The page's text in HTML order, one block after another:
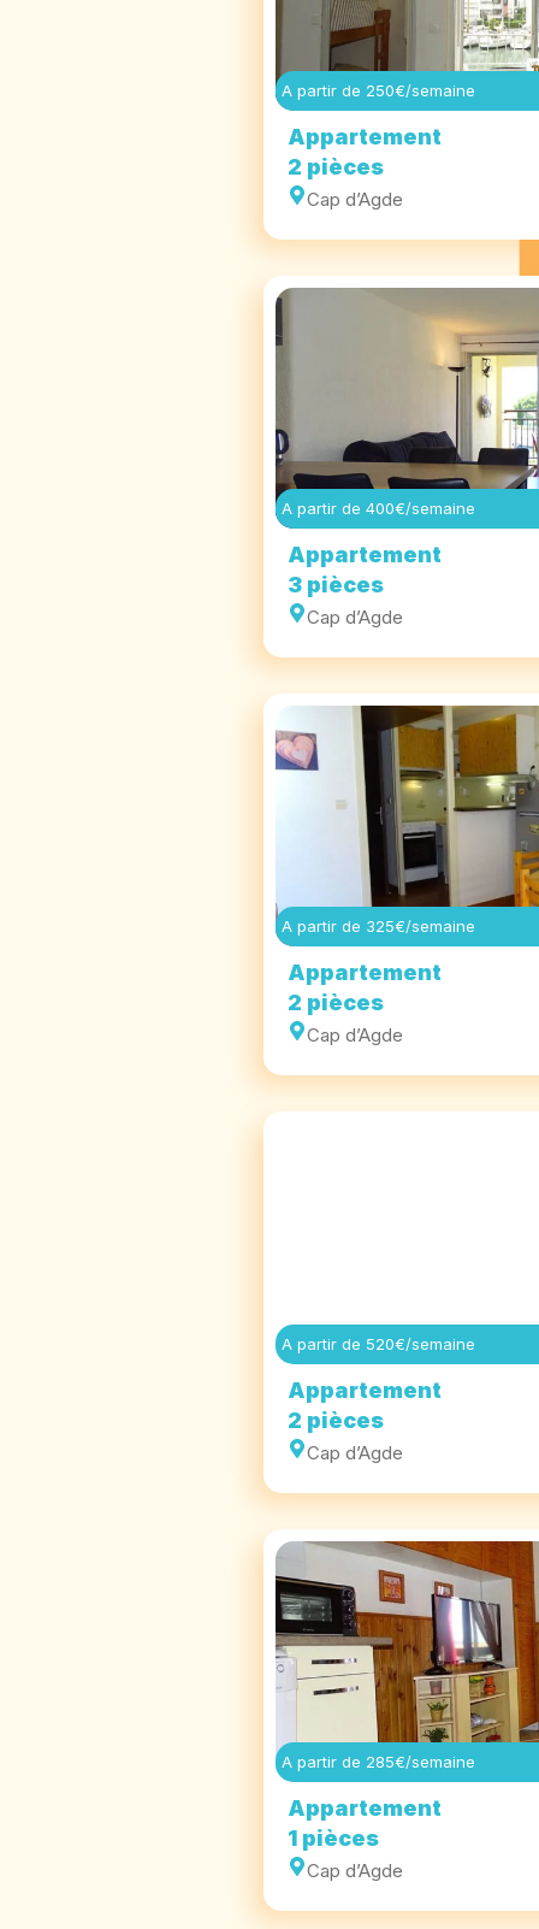
A partir de 250€/semaine
Appartement
2 pièces
Cap d’Agde
A partir de 400€/semaine
Appartement
3 pièces
Cap d’Agde
A partir de 325€/semaine
Appartement
2 pièces
Cap d’Agde
A partir de 520€/semaine
Appartement
2 pièces
Cap d’Agde
A partir de 285€/semaine
Appartement
1 pièces
Cap d’Agde